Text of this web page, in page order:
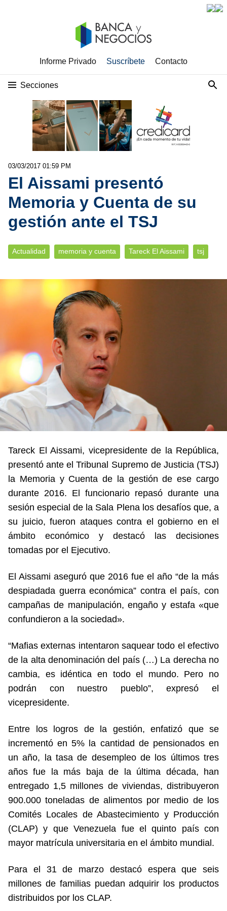
Informe Privado Suscríbete Contacto
Secciones
03/03/2017 01:59 PM
El Aissami presentó
Memoria y Cuenta de su
gestión ante el TSJ
Actualidad memoria y cuenta Tareck El Aissami tsj
Tareck El Aissami, vicepresidente de la República,
presentó ante el Tribunal Supremo de Justicia (TSJ)
la Memoria y Cuenta de la gestión de ese cargo
durante 2016. El funcionario repasó durante una
sesión especial de la Sala Plena los desafíos que, a
su juicio, fueron ataques contra el gobierno en el
ámbito económico y destacó las decisiones
tomadas por el Ejecutivo.
El Aissami aseguró que 2016 fue el año “de la más
despiadada guerra económica” contra el país, con
campañas de manipulación, engaño y estafa «que
confundieron a la sociedad».
“Mafias externas intentaron saquear todo el efectivo
de la alta denominación del país (…) La derecha no
cambia, es idéntica en todo el mundo. Pero no
podrán con nuestro pueblo”, expresó el
vicepresidente.
Entre los logros de la gestión, enfatizó que se
incrementó en 5% la cantidad de pensionados en
un año, la tasa de desempleo de los últimos tres
años fue la más baja de la última década, han
entregado 1,5 millones de viviendas, distribuyeron
900.000 toneladas de alimentos por medio de los
Comités Locales de Abastecimiento y Producción
(CLAP) y que Venezuela fue el quinto país con
mayor matrícula universitaria en el ámbito mundial.
Para el 31 de marzo destacó espera que seis
millones de familias puedan adquirir los productos
distribuidos por los CLAP.